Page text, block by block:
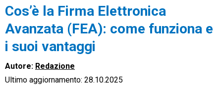
Cos’è la Firma Elettronica
Avanzata (FEA): come funziona e
i suoi vantaggi
Autore: Redazione
Ultimo aggiornamento: 28.10.2025